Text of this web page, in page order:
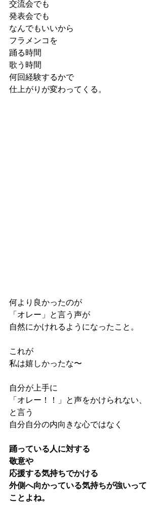
交流会でも
発表会でも
なんでもいいから
フラメンコを
踊る時間
歌う時間
何回経験するかで
仕上がりが変わってくる。
何より良かったのが
「オレー」と言う声が
自然にかけれるようになったこと。
これが
私は嬉しかったな〜
自分が上手に
「オレー！！」と声をかけられない、
と言う
自分自分の内向きな心ではなく
踊っている人に対する
敬意や
応援する気持ちでかける
外側へ向かっている気持ちが強いって
ことよね。